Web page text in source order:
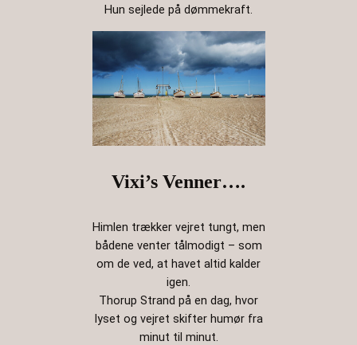
Hun sejlede på dømmekraft.
Vixi’s Venner….
Himlen trækker vejret tungt, men
bådene venter tålmodigt – som
om de ved, at havet altid kalder
igen.
Thorup Strand på en dag, hvor
lyset og vejret skifter humør fra
minut til minut.